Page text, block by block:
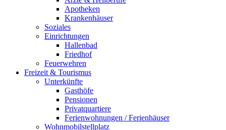
Apotheken
Krankenhäuser
Soziales
Einrichtungen
Hallenbad
Friedhof
Feuerwehren
Freizeit & Tourismus
Unterkünfte
Gasthöfe
Pensionen
Privatquartiere
Ferienwohnungen / Ferienhäuser
Wohnmobilstellplatz